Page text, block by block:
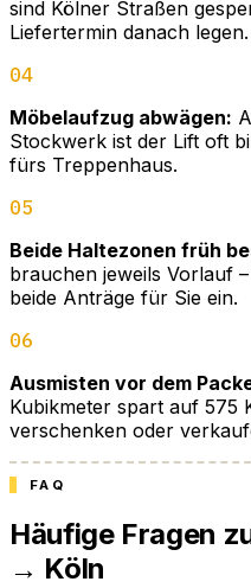
sind Kölner Straßen
Liefertermin danach legen.
04
Möbelaufzug abwägen:
Stockwerk ist der Lift oft
fürs Treppenhaus.
05
Beide Haltezonen früh
brauchen jeweils Vorlauf
beide Anträge für Sie ein.
06
Ausmisten vor dem
Kubikmeter spart auf 575
verschenken oder
FAQ
Häufige Fragen
→ Köln